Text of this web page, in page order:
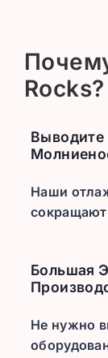
Rocks?
Наши
сокращают
Большая
Не нужно